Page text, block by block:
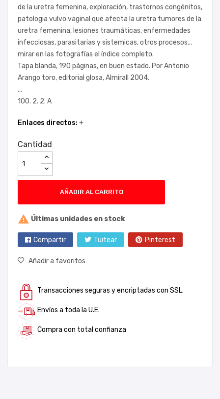
de la uretra femenina, exploración, trastornos congénitos,
patologia vulvo vaginal que afecta la uretra tumores de la
uretra femenina, lesiones traumáticas, enfermedades
infecciosas, parasitarias y sistemicas, otros procesos...
mirar en las fotografías el índice completo.
Tapa blanda, 190 páginas, en buen estado. Por Antonio
Arango toro, editorial glosa, Almirall 2004.
...
100. 2. 2. A
Enlaces directos: +
Cantidad
AÑADIR AL CARRITO
 Últimas unidades en stock
Compartir Tuitear Pinterest
Añadir a favoritos
Transacciones seguras y encriptadas con SSL.
Envíos a toda la U.E.
Compra con total confianza